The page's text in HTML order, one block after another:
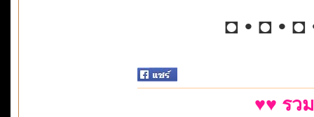
◘ • ◘ • ◘
♥♥ รว